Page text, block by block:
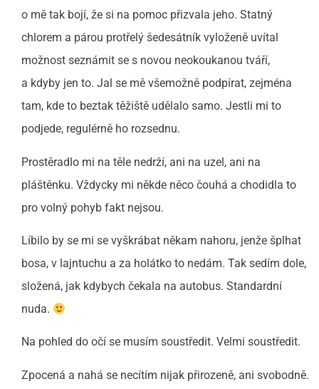
o mě tak bojí, že si na pomoc přizvala jeho. Statný
chlorem a párou protřelý šedesátník vyloženě uvítal
možnost seznámit se s novou neokoukanou tváří,
a kdyby jen to. Jal se mě všemožně podpírat, zejména
tam, kde to beztak těžiště udělalo samo. Jestli mi to
podjede, regulérně ho rozsednu.
Prostěradlo mi na těle nedrží, ani na uzel, ani na
pláštěnku. Vždycky mi někde něco čouhá a chodidla to
pro volný pohyb fakt nejsou.
Líbilo by se mi se vyškrábat někam nahoru, jenže šplhat
bosa, v lajntuchu a za holátko to nedám. Tak sedím dole,
složená, jak kdybych čekala na autobus. Standardní
nuda.
Na pohled do očí se musím soustředit. Velmi soustředit.
Zpocená a nahá se necítím nijak přirozeně, ani svobodně.